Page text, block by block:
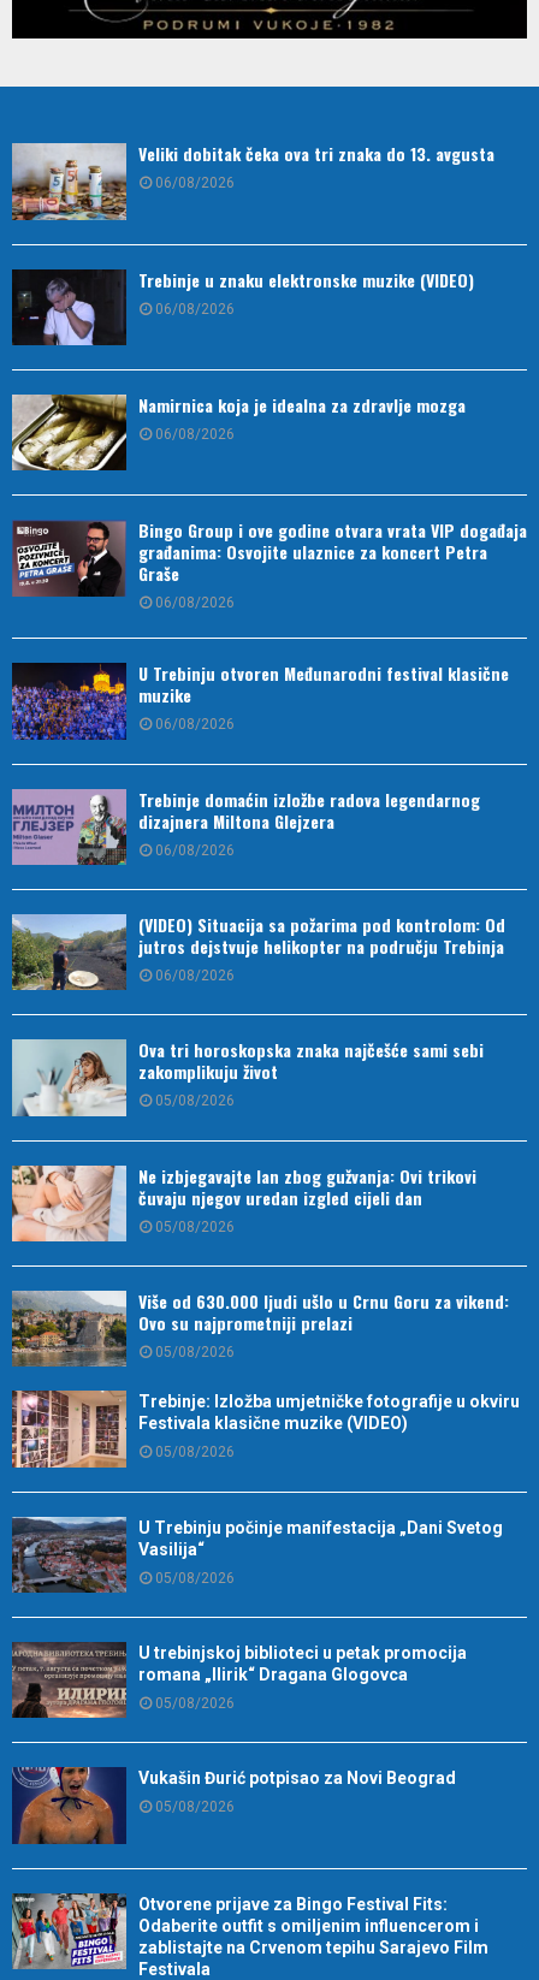
Veliki dobitak čeka ova tri znaka do 13. avgusta
06/08/2026
Trebinje u znaku elektronske muzike (VIDEO)
06/08/2026
Namirnica koja je idealna za zdravlje mozga
06/08/2026
Bingo Group i ove godine otvara vrata VIP događaja
građanima: Osvojite ulaznice za koncert Petra
Graše
06/08/2026
U Trebinju otvoren Međunarodni festival klasične
muzike
06/08/2026
Trebinje domaćin izložbe radova legendarnog
dizajnera Miltona Glejzera
06/08/2026
(VIDEO) Situacija sa požarima pod kontrolom: Od
jutros dejstvuje helikopter na području Trebinja
06/08/2026
Ova tri horoskopska znaka najčešće sami sebi
zakomplikuju život
05/08/2026
Ne izbjegavajte lan zbog gužvanja: Ovi trikovi
čuvaju njegov uredan izgled cijeli dan
05/08/2026
Više od 630.000 ljudi ušlo u Crnu Goru za vikend:
Ovo su najprometniji prelazi
05/08/2026
Trebinje: Izložba umjetničke fotografije u okviru
Festivala klasične muzike (VIDEO)
05/08/2026
U Trebinju počinje manifestacija „Dani Svetog
Vasilija“
05/08/2026
U trebinjskoj biblioteci u petak promocija
romana „Ilirik“ Dragana Glogovca
05/08/2026
Vukašin Đurić potpisao za Novi Beograd
05/08/2026
Otvorene prijave za Bingo Festival Fits:
Odaberite outfit s omiljenim influencerom i
zablistajte na Crvenom tepihu Sarajevo Film
Festivala